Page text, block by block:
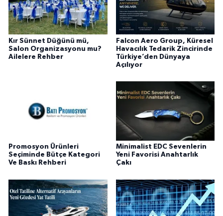
Kır Sünnet Düğünü mü,
Salon Organizasyonu mu?
Ailelere Rehber
Falcon Aero Group, Küresel
Havacılık Tedarik Zincirinde
Türkiye’den Dünyaya
Açılıyor
Promosyon Ürünleri
Seçiminde Bütçe Kategori
Ve Baskı Rehberi
Minimalist EDC Sevenlerin
Yeni Favorisi Anahtarlık
Çakı